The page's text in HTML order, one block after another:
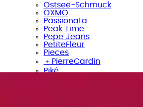
Ostsee-Schmuck
OXMO
Passionata
Peak Time
Pepe Jeans
PetiteFleur
Pieces
﹢ PierreCardin
Piké